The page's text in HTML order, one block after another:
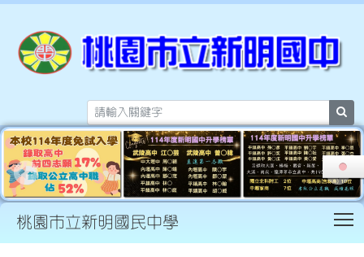
桃園市立新明國民中學